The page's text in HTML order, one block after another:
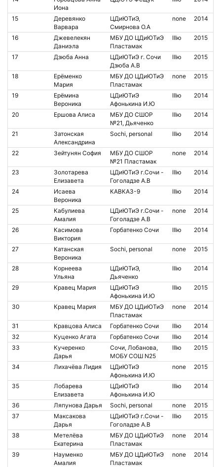
Иона
15
Деревянко
Варвара
ЦДиЮТиЭ,
Смирнова О.А
none 2014
16
Джевелекян
Даниэла
МБУ ДО ЦДиЮТиЭ
Пластамак
IIIю 2015
17 Дзюба Анна
ЦДиЮТиЭ г. Сочи
Дзюба А.В
IIIю 2015
18
Ерёменко
Мария
МБУ ДО ЦДиЮТиЭ
Пластамак
none 2015
19
Ерёмина
Вероника
ЦДиЮТиЭ
Афонькина И.Ю
IIIю 2014
20 Ершова Алиса
МБУ ДО СШОР
№21, Дьяченко
IIIю 2014
21
Затонская
Александрина
Sochi, personal IIIю 2014
22 Зейтунян София
МБУ ДО СШОР
№21 Пластамак
none 2014
23
Золотарева
Елизавета
ЦДиЮТиЭ г.Сочи -
Гоголадзе А.В
IIIю 2014
24
Исаева
Вероника
КАВКАЗ-9 IIIю 2014
25
Кабулиева
Амалия
ЦДиЮТиЭ г.Сочи -
Гоголадзе А.В
none 2014
26
Касимова
Виктория
Горбатенко Сочи IIIю 2014
27
Катанская
Вероника
Sochi, personal none 2015
28
Корнеева
Ульяна
ЦДиЮТиЭ,
Дьяченко
IIIю 2014
29 Кравец Мария
ЦДиЮТиЭ
Афонькина И.Ю
IIIю 2015
30 Кравец Мария
МБУ ДО ЦДиЮТиЭ
Пластамак
none 2014
31 Кравцова Алиса Горбатенко Сочи IIIю
2014
32
Куценко Агата Горбатенко Сочи IIIю
2014
33
Кучеренко
Дарья
Сочи, Лобанова,
МОБУ СОШ N25
IIIю 2015
34 Лихачёва Лидия
ЦДиЮТиЭ
Афонькина И.Ю
none 2015
35
Лобарева
Елизавета
ЦДиЮТиЭ
Афонькина И.Ю
IIIю 2014
36 Ляпунова Дарья Sochi, personal none
2015
37
Максакова
Дарья
ЦДиЮТиЭ г.Сочи -
Гоголадзе А.В
IIIю 2015
38
Метелёва
Екатерина
МБУ ДО ЦДиЮТиЭ
Пластамак
none 2014
39
Науменко
Амалия
МБУ ДО ЦДиЮТиЭ
Пластамак
none 2014